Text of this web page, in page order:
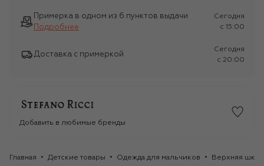
Примерка в одном из 6 пунктов выдачи
Подробнее
Сегодня
c 15:00
Доставка с примеркой
Сегодня
c 20:00
Добавить в любимые бренды
Главная Детские товары Одежда для мальчиков Верхняя